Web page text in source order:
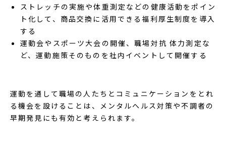
ストレッチの実施や体重測定などの健康活動をポイン
ト化して、商品交換に活用できる福利厚生制度を導入
する
運動会やスポーツ大会の開催、職場対抗 体力測定な
ど、運動施策そのものを社内イベントして開催する
運動を通して職場の人たちとコミュニケーションをとれ
る機会を設けることは、メンタルヘルス対策や不調者の
早期発見にも有効と考えられます。